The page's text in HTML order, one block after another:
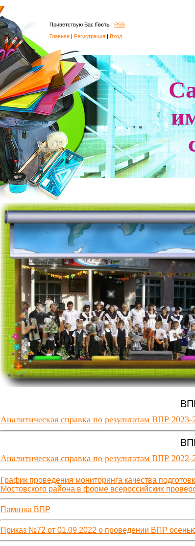
Приветствую Вас Гость| RSS
Главная| Регистрация| Вход
Аналитическая справка по результатам ВПР 2023-
Аналитическая справка по результатам ВПР 2022-
График проведения мониторинга качества
Мостовского района в форме всероссийских
Памятка ВПР
Приказ №72 от 01.09.2022 о проведении ВПР